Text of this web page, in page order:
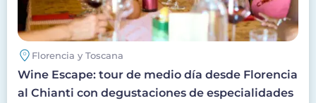
Florencia y Toscana
Wine Escape: tour de medio día desde Florencia
al Chianti con degustaciones de especialidades